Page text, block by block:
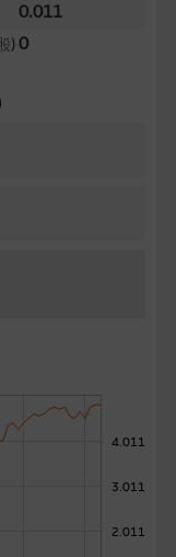
0.011
)0
2.011
3.011
4.011